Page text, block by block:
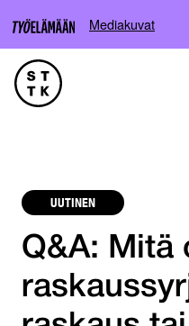
Mediakuvat
UUTINEN
Q&A: Mitä